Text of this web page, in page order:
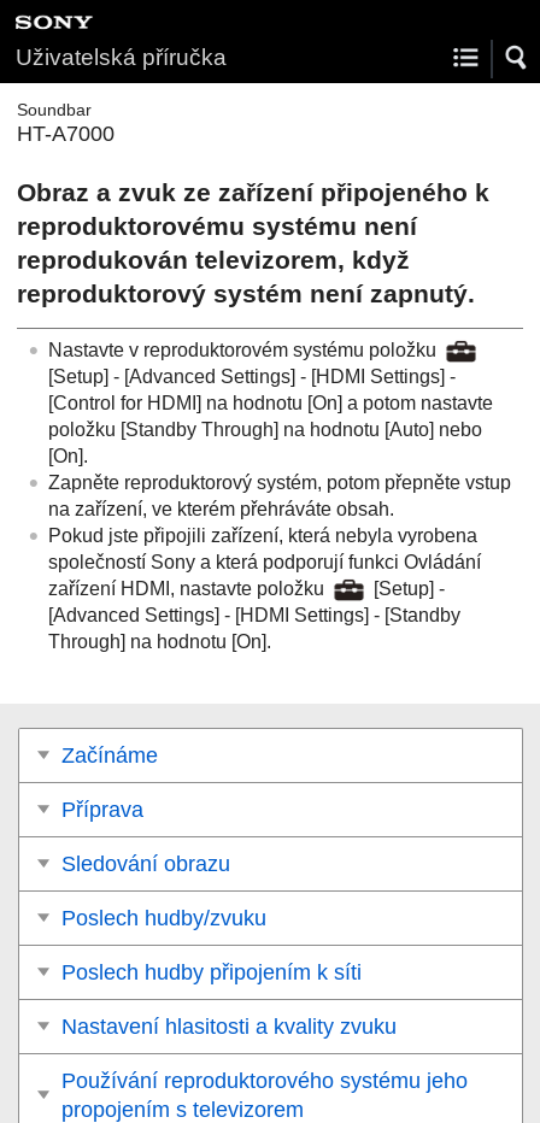
Uživatelská příručka
Soundbar
HT-A7000
Obraz a zvuk ze zařízení připojeného k
reproduktorovému systému není
reprodukován televizorem, když
reproduktorový systém není zapnutý.
Nastavte v reproduktorovém systému položku
[Setup] - [Advanced Settings] - [HDMI Settings] -
[Control for HDMI ] na hodnotu [On] a potom nastavte
položku [Standby Through] na hodnotu [Auto] nebo
[On].
Zapněte reproduktorový systém, potom přepněte vstup
na zařízení, ve kterém přehráváte obsah.
Pokud jste připojili zařízení, která nebyla vyrobena
společností Sony a která podporují funkci Ovládání
zařízení HDMI , nastavte položku [Setup] -
[Advanced Settings] - [HDMI Settings] - [Standby
Through] na hodnotu [On].
Začínáme
Příprava
Sledování obrazu
Poslech hudby/zvuku
Poslech hudby připojením k síti
Nastavení hlasitosti a kvality zvuku
Používání reproduktorového systému jeho
propojením s televizorem